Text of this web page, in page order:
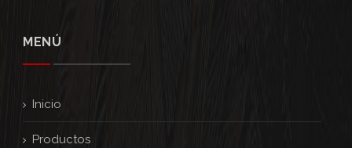
MENÚ
Inicio
Productos